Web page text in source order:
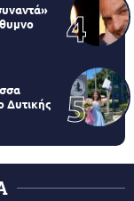
Δυτικής